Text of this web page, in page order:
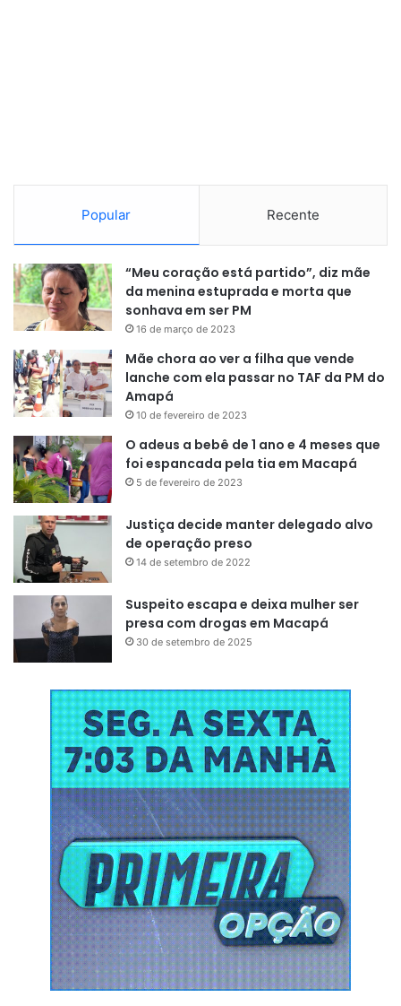
Popular Recente
“Meu coração está partido”, diz mãe
da menina estuprada e morta que
sonhava em ser PM
16 de março de 2023
Mãe chora ao ver a filha que vende
lanche com ela passar no TAF da PM do
Amapá
10 de fevereiro de 2023
O adeus a bebê de 1 ano e 4 meses que
foi espancada pela tia em Macapá
5 de fevereiro de 2023
Justiça decide manter delegado alvo
de operação preso
14 de setembro de 2022
Suspeito escapa e deixa mulher ser
presa com drogas em Macapá
30 de setembro de 2025